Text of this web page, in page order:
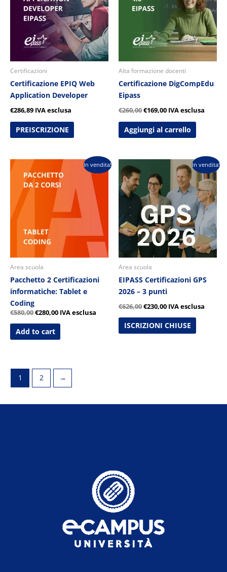
Certificazioni
Certificazione EPIQ Web
Application Developer
€286,89 IVA esclusa
PREISCRIZIONE
Alta formazione docenti
Certificazione DigCompEdu
Eipass
€260,00€169,00 IVA esclusa
Aggiungi al carrello
In vendita!
Area scuola
Pacchetto 2 Certificazioni
informatiche: Tablet e
Coding
€580,00
prezzo
originale
era:
€580,00.
€280,00
prezzo
attuale
è:
€280,00.
IVA esclusa
Add to cart
In vendita!
Area scuola
EIPASS Certificazioni GPS
2026 – 3 punti
€626,00
originale
era:
€626,00.
€230,00
prezzo
attuale
€230,00.
IVA esclusa
ISCRIZIONI CHIUSE
1 2 →